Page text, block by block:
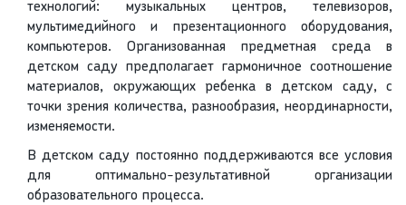
технологий: музыкальных центров, телевизоров,
мультимедийного и презентационного оборудования,
компьютеров. Организованная предметная среда в
детском саду предполагает гармоничное соотношение
материалов, окружающих ребенка в детском саду, с
точки зрения количества, разнообразия, неординарности,
изменяемости.
В детском саду постоянно поддерживаются все условия
для оптимально-результативной организации
образовательного процесса.